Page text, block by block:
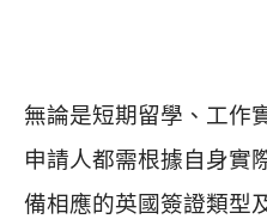
無論是短期留學、工作
申請人都需根據自身實
備相應的英國簽證類型